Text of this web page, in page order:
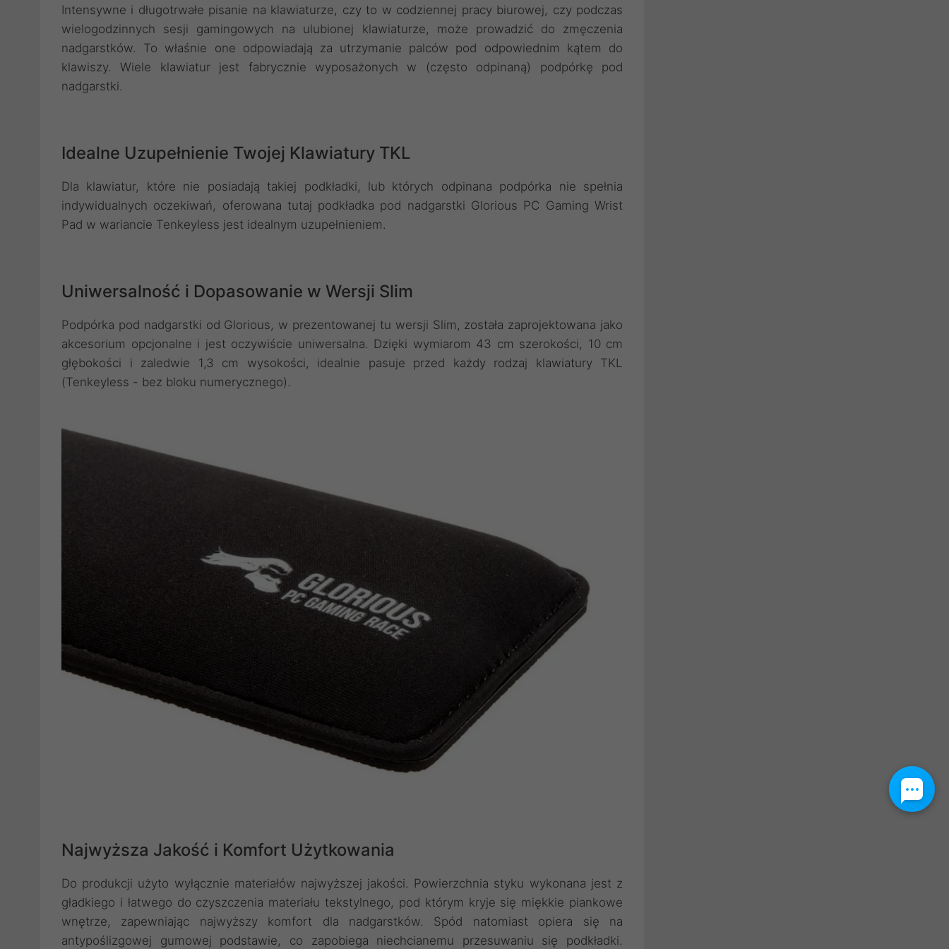
Intensywne i długotrwałe pisanie na klawiaturze, czy to w codziennej pracy biurowej, czy podczas
wielogodzinnych sesji gamingowych na ulubionej klawiaturze, może prowadzić do zmęczenia
nadgarstków. To właśnie one odpowiadają za utrzymanie palców pod odpowiednim kątem do
klawiszy. Wiele klawiatur jest fabrycznie wyposażonych w (często odpinaną) podpórkę pod
nadgarstki.
Idealne Uzupełnienie Twojej Klawiatury TKL
Dla klawiatur, które nie posiadają takiej podkładki, lub których odpinana podpórka nie spełnia
indywidualnych oczekiwań, oferowana tutaj podkładka pod nadgarstki Glorious PC Gaming Wrist
Pad w wariancie Tenkeyless jest idealnym uzupełnieniem.
Uniwersalność i Dopasowanie w Wersji Slim
Podpórka pod nadgarstki od Glorious, w prezentowanej tu wersji Slim, została zaprojektowana jako
akcesorium opcjonalne i jest oczywiście uniwersalna. Dzięki wymiarom 43 cm szerokości, 10 cm
głębokości i zaledwie 1,3 cm wysokości, idealnie pasuje przed każdy rodzaj klawiatury TKL
(Tenkeyless - bez bloku numerycznego).
Najwyższa Jakość i Komfort Użytkowania
Do produkcji użyto wyłącznie materiałów najwyższej jakości. Powierzchnia styku wykonana jest z
gładkiego i łatwego do czyszczenia materiału tekstylnego, pod którym kryje się miękkie piankowe
wnętrze, zapewniając najwyższy komfort dla nadgarstków. Spód natomiast opiera się na
antypoślizgowej gumowej podstawie, co zapobiega niechcianemu przesuwaniu się podkładki.